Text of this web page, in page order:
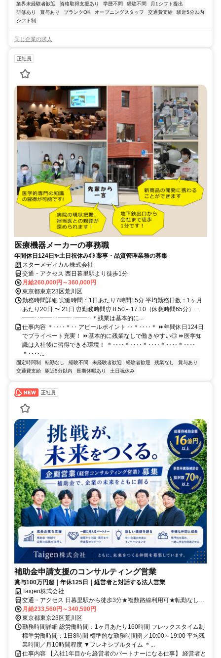
業界未経験者歓迎 資格取得支援あり 学歴不問 経験不問
月1シフト提出
研修あり
賞与あり ブランクOK オープニングスタッフ 交通費支給
駅近5分以内
シフト制
同じ企業の求人
正社員
医療機器メーカーの事務職
年間休日124日✨土日祝休み◎ 薬事・品質管理業務の募集
スターメディカル株式会社
交通・アクセス 西日暮里駅より徒歩1分
月給260,000円～360,000円
東京都東京23区荒川区
勤務時間詳細 実働時間：1日あたり7時間15分 平均勤務日数：1ヶ月
あたり20日 〜 21日 ⏰勤務時間⏰ 8:50～17:10（休憩時間65分） ･
━━･･━━･･━━･･━━･ ＊残業は基本的に...
仕事内容 ＊‥‥＊‥ アピールポイント ‥＊‥‥＊ ⏩年間休日124日
でプライベート充実！ ⏩基本的に残業なしで働きやすい◎ ⏩医学知
識は入社後に習得できる環境！ ＊‥‥＊‥‥＊‥‥＊‥‥＊‥‥
＊‥‥...
固定時間制 転勤なし 経験不問 未経験者歓迎 経験者歓迎 残業なし
賞与あり
交通費支給
駅近5分以内 長期休暇あり 土日祝休み
正社員
補助金申請支援のコンサルティング営業
賞与100万円超｜年休125日｜経営者と対話する法人営業
Taigen株式会社
交通・アクセス 日暮里駅から徒歩3分★複数路線利用可★転勤なし★
駅チカでアクセス良好
月給233,560円～340,590円
東京都東京23区荒川区
勤務時間詳細 総労働時間：1ヶ月あたり160時間 フレックスタイム制
標準労働時間：1日8時間 標準的な勤務時間例／10:00～19:00 平均残
業時間／月10時間程度 ▼フレキシブルタイム ＊...
仕事内容 【入社1年目から経営者のパートナーになる仕事】 経営者と